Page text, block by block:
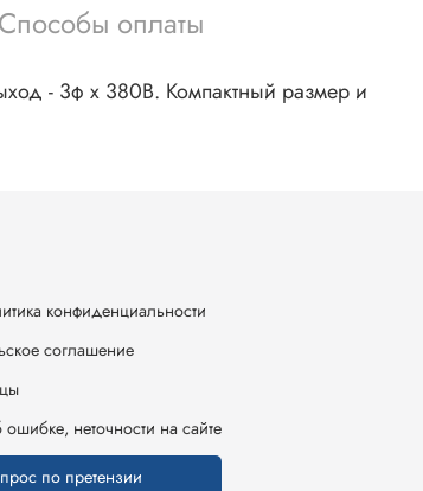
Способы оплаты
- 3ф х 380В. Компактный размер и
конфиденциальности
соглашение
неточности на сайте
по претензии